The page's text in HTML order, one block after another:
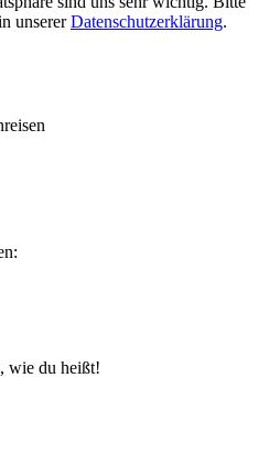
unsererDatenschutzerklärung.
wie du heißt!